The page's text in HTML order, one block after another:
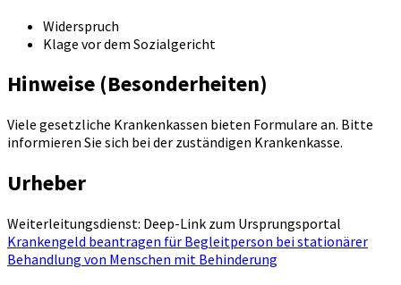
Widerspruch
Klage vor dem Sozialgericht
Hinweise (Besonderheiten)
Viele gesetzliche Krankenkassen bieten Formulare an. Bitte
informieren Sie sich bei der zuständigen Krankenkasse.
Urheber
Weiterleitungsdienst: Deep-Link zum Ursprungsportal
Krankengeld beantragen für Begleitperson bei stationärer
Behandlung von Menschen mit Behinderung